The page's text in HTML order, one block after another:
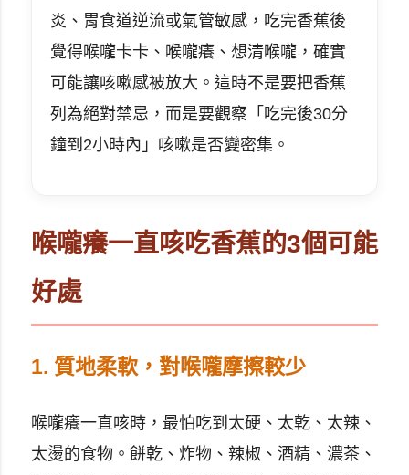
炎、胃食道逆流或氣管敏感，吃完香蕉後
覺得喉嚨卡卡、喉嚨癢、想清喉嚨，確實
可能讓咳嗽感被放大。這時不是要把香蕉
列為絕對禁忌，而是要觀察「吃完後30分
鐘到2小時內」咳嗽是否變密集。
喉嚨癢一直咳吃香蕉的3個可能
好處
1. 質地柔軟，對喉嚨摩擦較少
喉嚨癢一直咳時，最怕吃到太硬、太乾、太辣、
太燙的食物。餅乾、炸物、辣椒、酒精、濃茶、